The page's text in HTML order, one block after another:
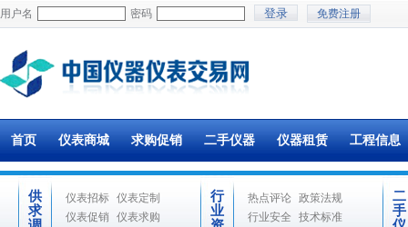
用户名 密码 免费注册
首页 仪表商城 求购促销 二手仪器 仪器租赁 工程信息
供
求
仪表招标 仪表定制
仪表促销
仪表求购
行
业
热点评论 政策法规
行业安全
技术标准
二
手